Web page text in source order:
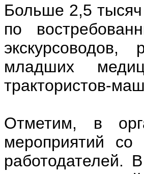
Больше 2,5 тысяч
по
младших
трактористов-
Отметим, в
мероприятий со
работодателей.